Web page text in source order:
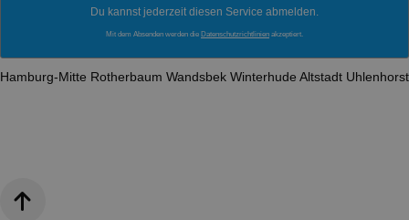
Du kannst jederzeit diesen Service abmelden.
Mit dem Absenden werden die Datenschutzrichtlinien akzeptiert.
Hamburg-Mitte Rotherbaum Wandsbek Winterhude Altstadt